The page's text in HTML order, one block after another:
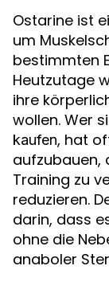
Ostarine ist
um
bestimmten
Heutzutage
ihre
wollen. Wer
kaufen, hat
aufzubauen,
Training zu
reduzieren.
darin, dass
ohne die
anaboler